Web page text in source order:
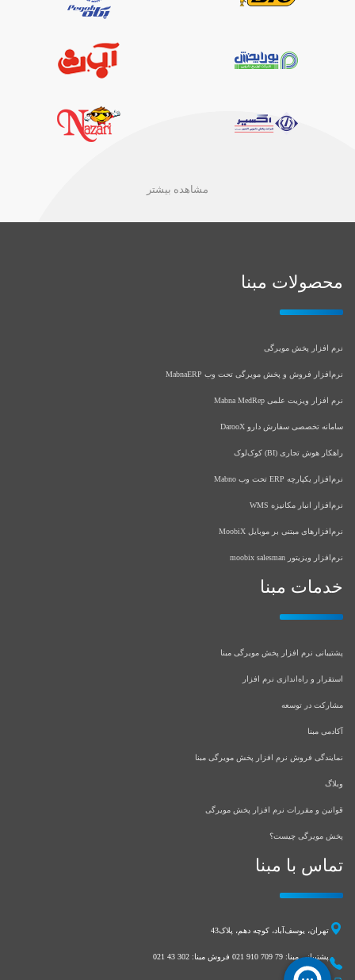
مشاهده بیشتر
محصولات مبنا
نرم افزار پخش مویرگی
نرم‌افزار فروش و پخش مویرگی تحت وب MabnaERP
نرم افزار ویزیت علمی Mabna MedRep
سامانه تخصصی سفارش دارو DarooX
راهکار هوش تجاری (BI) کوک‌لوک
نرم‌افزار یکپارچه ERP تحت وب Mabno
نرم‌افزار انبار مکانیزه WMS
نرم‌افزارهای مبتنی بر موبایل MoobiX
نرم‌افزار ویزیتور moobix salesman
خدمات مبنا
پشتیبانی نرم افزار پخش مویرگی مبنا
استقرار و راه‌اندازی نرم افزار
مشارکت در توسعه
آکادمی مبنا
نمایندگی فروش نرم افزار پخش مویرگی مبنا
وبلاگ
قوانین و مقررات نرم افزار پخش مویرگی
پخش مویرگی چیست؟
تماس با مبنا
تهران، یوسف‌آباد، کوچه دهم، پلاک43
پشتیبانی مبنا: 021 910 709 79 فروش مبنا: 021 43 302